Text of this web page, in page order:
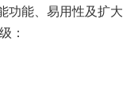
功能、易用性及扩大
：